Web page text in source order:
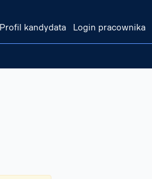
Profil kandydata Login pracownika